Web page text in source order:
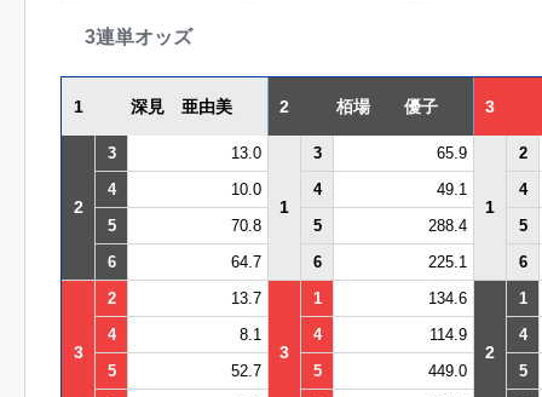
3連単オッズ
1 深見 亜由美 2 栢場 優子 3
2
3 13.0
1
3 65.9
1
2
4
10.0 4 49.1
4
5
70.8 5 288.4
5
6
64.7 6 225.1 6
3
2 13.7
3
1 134.6
2
1
4
8.1 4 114.9
4
5
52.7 5 449.0
5